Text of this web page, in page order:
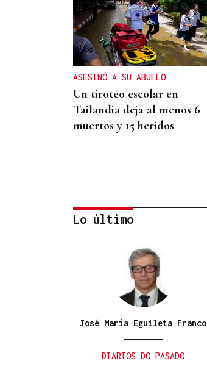
ASESINÓ A SU ABUELO
Un tiroteo escolar en
Tailandia deja al menos 6
muertos y 15 heridos
RELACIONES DIPLOMÁTICAS
Chile y Venezuela retoman
sus relaciones consulares
tras dos años de ruptura
Lo último
José María Eguileta Franco
DIARIOS DO PASADO